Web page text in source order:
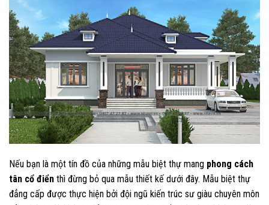
Nếu bạn là một tín đồ của những mẫu biệt thự mang phong cách
tân cổ điển thì đừng bỏ qua mẫu thiết kế dưới đây. Mẫu biệt thự
đẳng cấp được thực hiện bởi đội ngũ kiến trúc sư giàu chuyên môn